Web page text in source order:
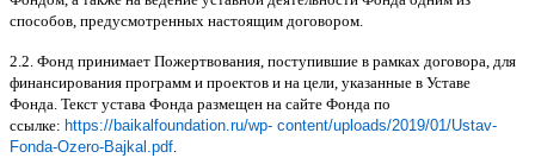
способов предусмотренных настоящим договором
2.2. Фонд принимает Пожертвования поступившие в рамках договора для
финансирования программ и проектов и на цели указанные в Уставе
Фонда Текст устава Фонда размещен на сайте Фонда по
ссылке: https://baikalfoundation.ru/wp- content/uploads/2019/01/Ustav-
Fonda-Ozero-Bajkal.pdf